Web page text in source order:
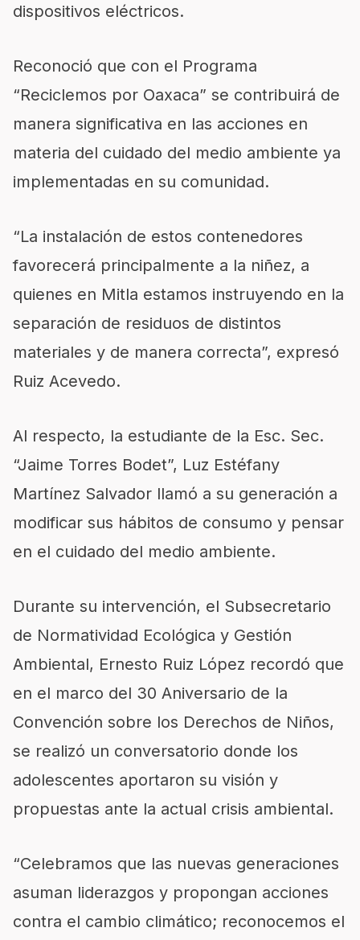
dispositivos eléctricos.
Reconoció que con el Programa
“Reciclemos por Oaxaca” se contribuirá de
manera significativa en las acciones en
materia del cuidado del medio ambiente ya
implementadas en su comunidad.
“La instalación de estos contenedores
favorecerá principalmente a la niñez, a
quienes en Mitla estamos instruyendo en la
separación de residuos de distintos
materiales y de manera correcta”, expresó
Ruiz Acevedo.
Al respecto, la estudiante de la Esc. Sec.
“Jaime Torres Bodet”, Luz Estéfany
Martínez Salvador llamó a su generación a
modificar sus hábitos de consumo y pensar
en el cuidado del medio ambiente.
Durante su intervención, el Subsecretario
de Normatividad Ecológica y Gestión
Ambiental, Ernesto Ruiz López recordó que
en el marco del 30 Aniversario de la
Convención sobre los Derechos de Niños,
se realizó un conversatorio donde los
adolescentes aportaron su visión y
propuestas ante la actual crisis ambiental.
“Celebramos que las nuevas generaciones
asuman liderazgos y propongan acciones
contra el cambio climático; reconocemos el